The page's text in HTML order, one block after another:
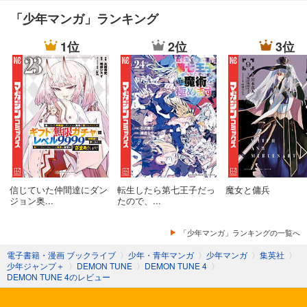
「少年マンガ」ランキング
1位
信じていた仲間達にダン
ジョン奥...
2位
転生したら第七王子だっ
たので、...
3位
魔女と傭兵
「少年マンガ」ランキングの一覧へ
電子書籍・漫画 ブックライブ 〉 少年・青年マンガ 〉 少年マンガ 〉 集英社 〉
少年ジャンプ＋ 〉 DEMON TUNE 〉 DEMON TUNE 4 〉
DEMON TUNE 4のレビュー